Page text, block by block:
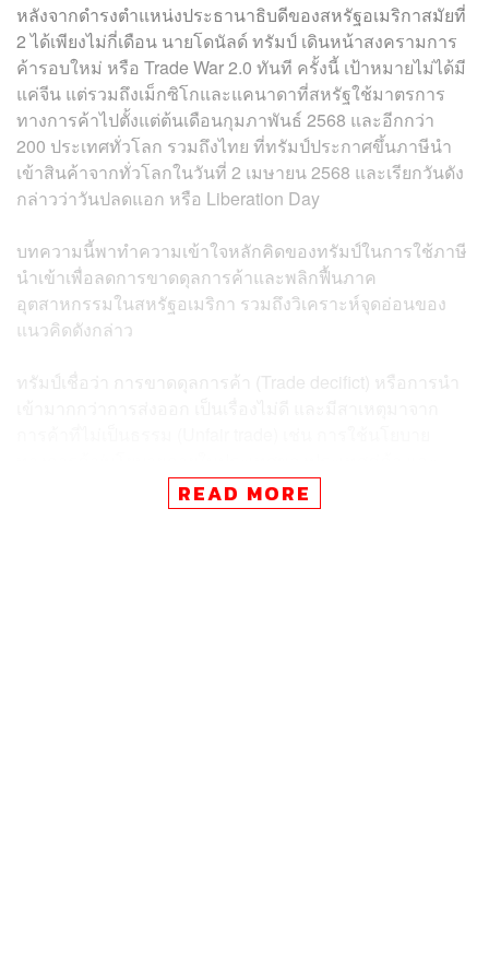
หลังจากดำรงตำแหน่งประธานาธิบดีของสหรัฐอเมริกาสมัยที่
2 ได้เพียงไม่กี่เดือน นายโดนัลด์ ทรัมป์ เดินหน้าสงครามการ
ค้ารอบใหม่ หรือ Trade War 2.0 ทันที ครั้งนี้ เป้าหมายไม่ได้มี
แค่จีน แต่รวมถึงเม็กซิโกและแคนาดาที่สหรัฐใช้มาตรการ
ทางการค้าไปตั้งแต่ต้นเดือนกุมภาพันธ์ 2568 และอีกกว่า
200 ประเทศทั่วโลก รวมถึงไทย ที่ทรัมป์ประกาศขึ้นภาษีนำ
เข้าสินค้าจากทั่วโลกในวันที่ 2 เมษายน 2568 และเรียกวันดัง
กล่าวว่าวันปลดแอก หรือ Liberation Day
บทความนี้พาทำความเข้าใจหลักคิดของทรัมป์ในการใช้ภาษี
นำเข้าเพื่อลดการขาดดุลการค้าและพลิกฟื้นภาค
อุตสาหกรรมในสหรัฐอเมริกา รวมถึงวิเคราะห์จุดอ่อนของ
แนวคิดดังกล่าว
ทรัมป์เชื่อว่า การขาดดุลการค้า (Trade decifict) หรือการนำ
การขโมย และ/หรือ ไม่เคารพทรัพย์สินทางปัญญา ในอีกแง่
หนึ่ง ทรัมป์มองว่าการขาดดุลการค้าเป็นสาเหตุของความไม่
READ MORE